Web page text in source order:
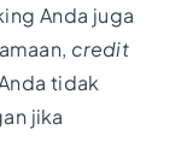
Anda juga
credit
tidak
jika